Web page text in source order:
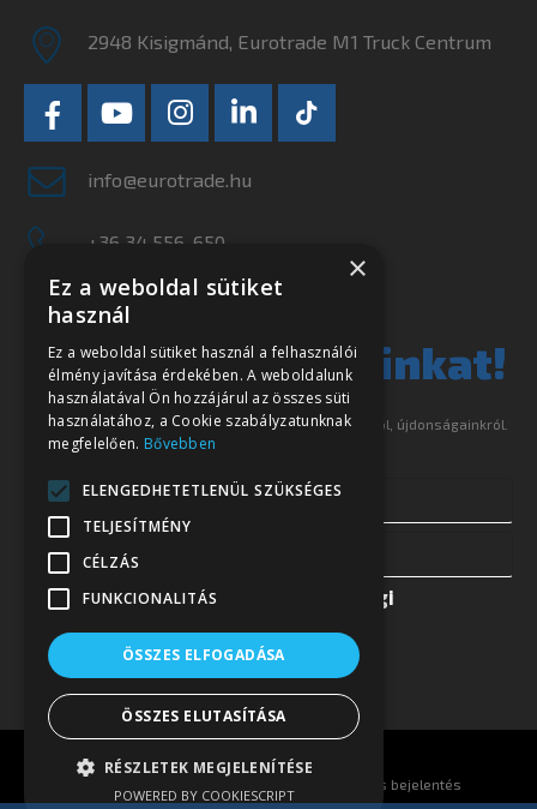
2948 Kisigmánd, Eurotrade M1 Truck Centrum
info@eurotrade.hu
+36 34 556-650
Ne szalassza el
legjobb ajánlatainkat!
Iratkozzon fel hírlevelünkre és tájékoztatjuk akcióinkról, újdonságainkról.
Elfogadom azAdatkezelési és jogi
Visszaélés bejelentés
×
Ez a weboldal sütiket
használ
Ez a weboldal sütiket használ a felhasználói
élmény javítása érdekében. A weboldalunk
használatával Ön hozzájárul az összes süti
használatához, a Cookie szabályzatunknak
megfelelően. Bővebben
ELENGEDHETETLENÜL SZÜKSÉGES
TELJESÍTMÉNY
CÉLZÁS
FUNKCIONALITÁS
ÖSSZES ELFOGADÁSA
ÖSSZES ELUTASÍTÁSA
RÉSZLETEK MEGJELENÍTÉSE
POWERED BY COOKIESCRIPT